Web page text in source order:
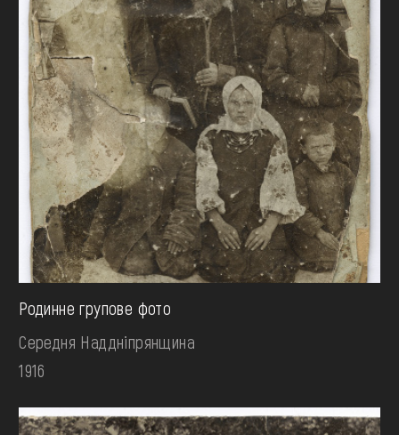
Родинне групове фото
Середня Наддніпрянщина
1916